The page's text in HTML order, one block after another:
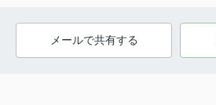
メールで共有する